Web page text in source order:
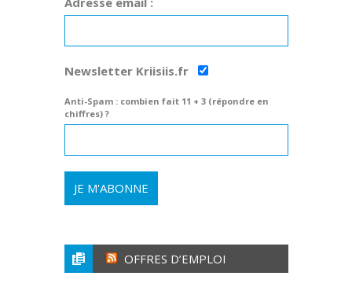
Newsletter Kriisiis.fr
Anti-Spam : combien fait 11 + 3 (répondre en
chiffres) ?
OFFRES D’EMPLOI